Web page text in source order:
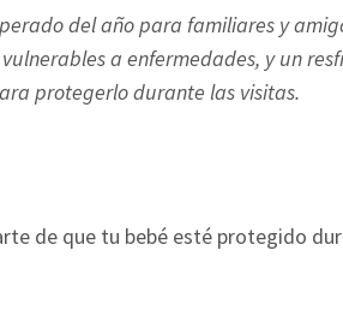
del año para familiares y
a enfermedades, y un
protegerlo durante las visitas.
de que tu bebé esté protegido